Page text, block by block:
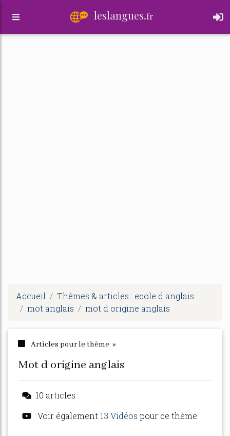
leslangues.fr
Accueil
Thèmes & articles : ecole d anglais
mot anglais
mot d origine anglais
Articles pour le thème »
mot d origine anglais
10 articles
Voir également 13 Vidéos pour ce thème